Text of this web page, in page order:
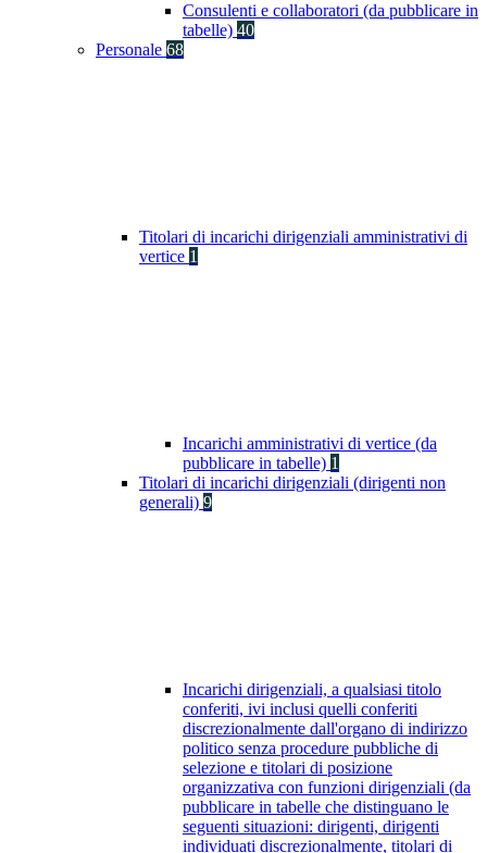
Consulenti e collaboratori (da pubblicare in
tabelle) 40
Personale 68
Titolari di incarichi dirigenziali amministrativi di
vertice 1
Incarichi amministrativi di vertice (da
pubblicare in tabelle) 1
Titolari di incarichi dirigenziali (dirigenti non
generali) 9
Incarichi dirigenziali, a qualsiasi titolo
conferiti, ivi inclusi quelli conferiti
discrezionalmente dall'organo di indirizzo
politico senza procedure pubbliche di
selezione e titolari di posizione
organizzativa con funzioni dirigenziali (da
pubblicare in tabelle che distinguano le
seguenti situazioni: dirigenti, dirigenti
individuati discrezionalmente, titolari di